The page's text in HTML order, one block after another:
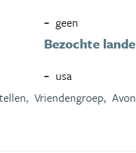
geen
Bezochte
usa
Vriendengroep,